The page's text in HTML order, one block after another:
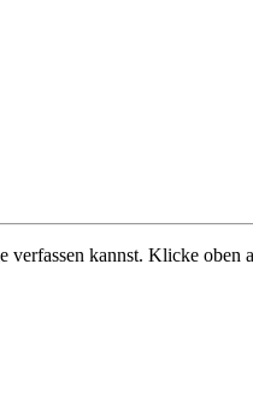
verfassen kannst. Klicke oben